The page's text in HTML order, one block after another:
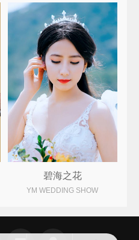
碧海之花
YM WEDDING SHOW